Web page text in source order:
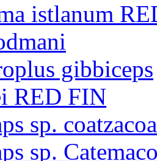
istlanum
gibbiceps
RED FIN
sp.
sp.